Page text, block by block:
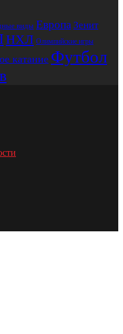
виды Европа Зенит
НХЛ Олимпийские игры
катание Футбол